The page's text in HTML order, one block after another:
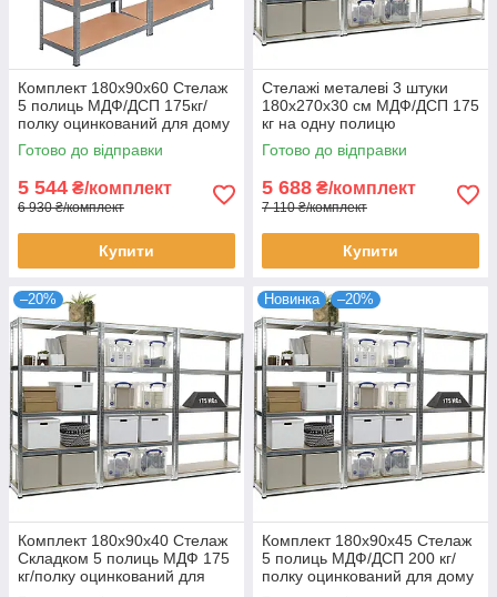
Комплект 180х90х60 Стелаж
5 полиць МДФ/ДСП 175кг/
полку оцинкований для дому
офісу склад 2 штуки
Готово до відправки
5 544 ₴/комплект
6 930 ₴/комплект
Купити
Стелажі металеві 3 штуки
180х270х30 см МДФ/ДСП 175
кг на одну полицю
оцинковані 15 полиць
комплект для зберігання
Готово до відправки
5 688 ₴/комплект
7 110 ₴/комплект
Купити
–20%
Комплект 180х90х40 Стелаж
Складком 5 полиць МДФ 175
кг/полку оцинкований для
дому офісу склад 3 штуки
Новинка –20%
Комплект 180х90х45 Стелаж
5 полиць МДФ/ДСП 200 кг/
полку оцинкований для дому
офісу склад 3 штуки